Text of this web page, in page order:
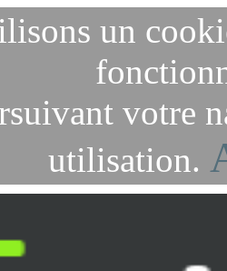
un
votre
utilisation.